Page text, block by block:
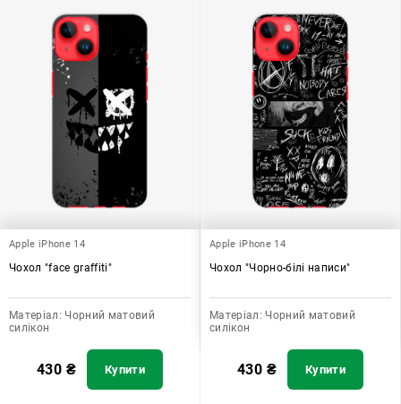
Apple iPhone 14
Чохол "face graffiti"
Матеріал: Чорний матовий
силікон
430 ₴ Купити
Apple iPhone 14
Чохол "Чорно-білі написи"
Матеріал: Чорний матовий
силікон
430 ₴ Купити